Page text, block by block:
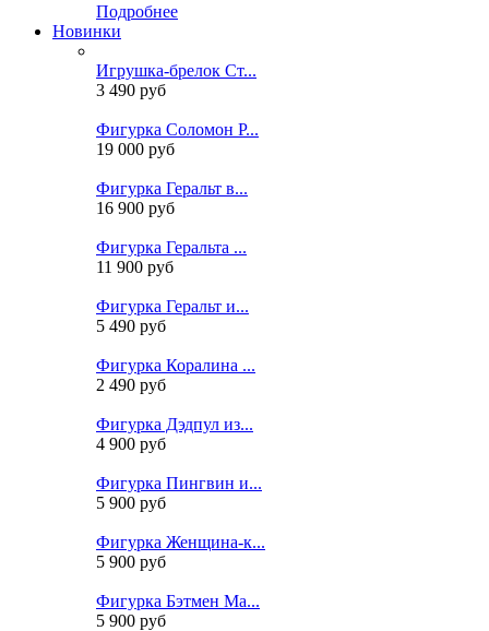
Подробнее
Новинки
Игрушка-брелок Ст...
3 490 руб
Фигурка Соломон Р...
19 000 руб
Фигурка Геральт в...
16 900 руб
Фигурка Геральта ...
11 900 руб
Фигурка Геральт и...
5 490 руб
Фигурка Коралина ...
2 490 руб
Фигурка Дэдпул из...
4 900 руб
Фигурка Пингвин и...
5 900 руб
Фигурка Женщина-к...
5 900 руб
Фигурка Бэтмен Ма...
5 900 руб